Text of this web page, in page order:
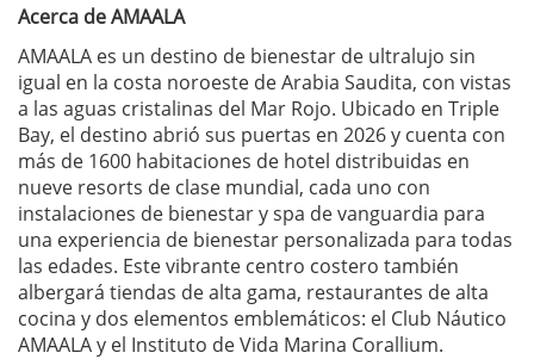
Acerca de AMAALA
AMAALA es un destino de bienestar de ultralujo sin
igual en la costa noroeste de Arabia Saudita, con vistas
a las aguas cristalinas del Mar Rojo. Ubicado en Triple
Bay, el destino abrió sus puertas en 2026 y cuenta con
más de 1600 habitaciones de hotel distribuidas en
nueve resorts de clase mundial, cada uno con
instalaciones de bienestar y spa de vanguardia para
una experiencia de bienestar personalizada para todas
las edades. Este vibrante centro costero también
albergará tiendas de alta gama, restaurantes de alta
cocina y dos elementos emblemáticos: el Club Náutico
AMAALA y el Instituto de Vida Marina Corallium.